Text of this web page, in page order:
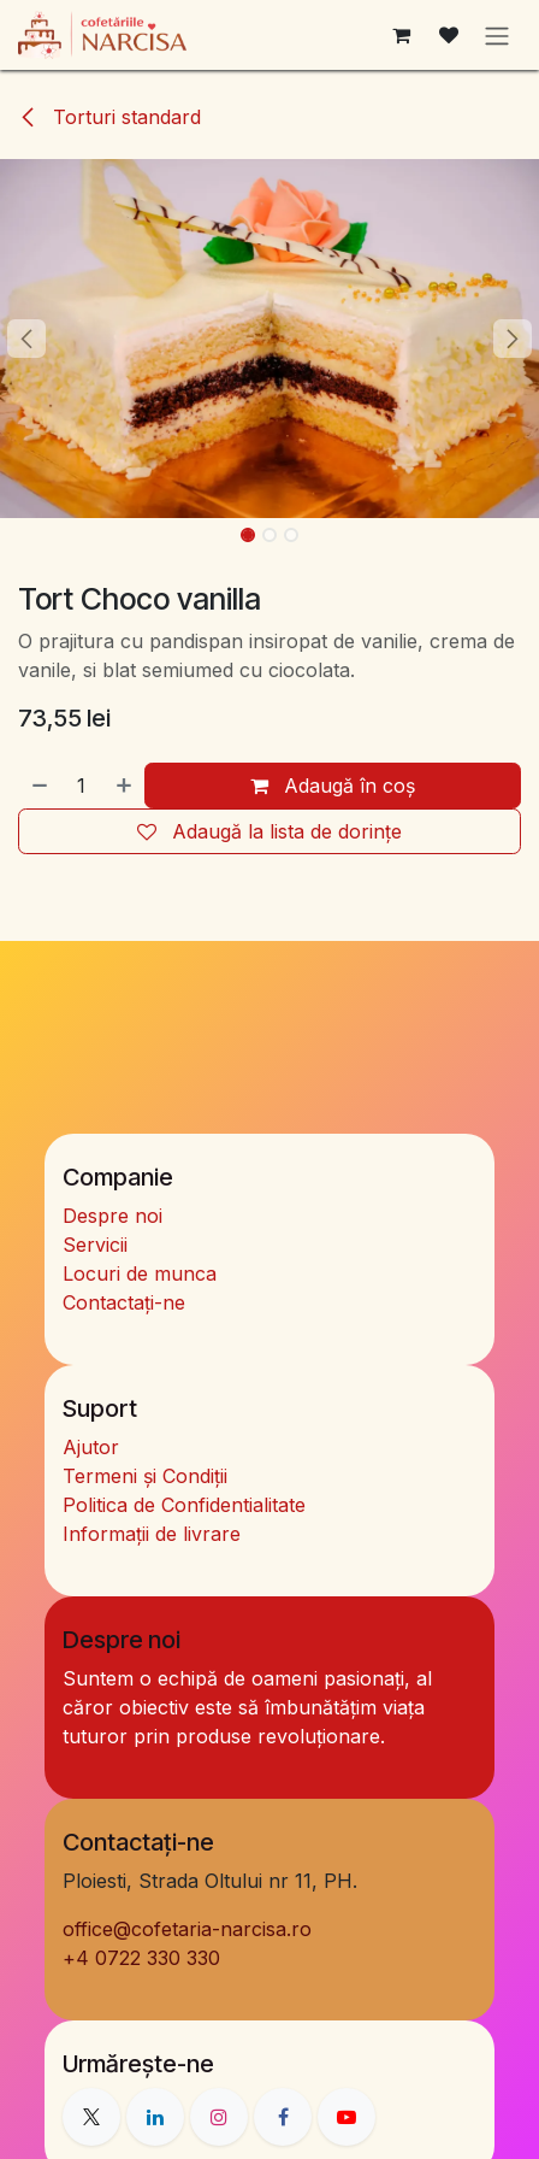
Sari la conținut
Torturi standard
Tort Choco vanilla
O prajitura cu pandispan insiropat de vanilie, crema de
vanile, si blat semiumed cu ciocolata.
73,55 lei
Adaugă în coș
Adaugă la lista de dorințe
Companie
Despre noi
Servicii
Locuri de munca
Contactați-ne
Suport
Ajutor
Termeni și Condiții
Politica de Confidentialitate
Informații de livrare
Despre noi
Suntem o echipă de oameni pasionați, al
căror obiectiv este să îmbunătățim viața
tuturor prin produse revoluționare.
Contactați-ne
Ploiesti, Strada Oltului nr 11, PH.
office@cofetaria-narcisa.ro
+4 0722 330 330
Urmărește-ne